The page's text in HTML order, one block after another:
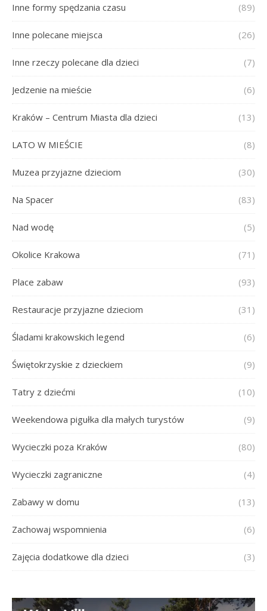
Inne formy spędzania czasu (89)
Inne polecane miejsca (26)
Inne rzeczy polecane dla dzieci (7)
Jedzenie na mieście (6)
Kraków – Centrum Miasta dla dzieci (13)
LATO W MIEŚCIE (8)
Muzea przyjazne dzieciom (30)
Na Spacer (83)
Nad wodę (5)
Okolice Krakowa (71)
Place zabaw (93)
Restauracje przyjazne dzieciom (31)
Śladami krakowskich legend (6)
Świętokrzyskie z dzieckiem (9)
Tatry z dziećmi (10)
Weekendowa pigułka dla małych turystów (9)
Wycieczki poza Kraków (80)
Wycieczki zagraniczne (4)
Zabawy w domu (13)
Zachowaj wspomnienia (6)
Zajęcia dodatkowe dla dzieci (3)